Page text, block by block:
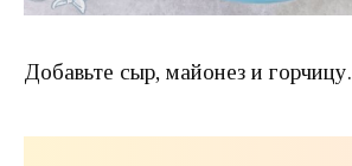
Добавьте сыр, майонез и горчицу.